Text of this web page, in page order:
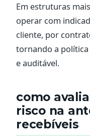
Em estruturas
operar com
cliente, por
tornando a
e auditável.
como
risco na
recebíveis